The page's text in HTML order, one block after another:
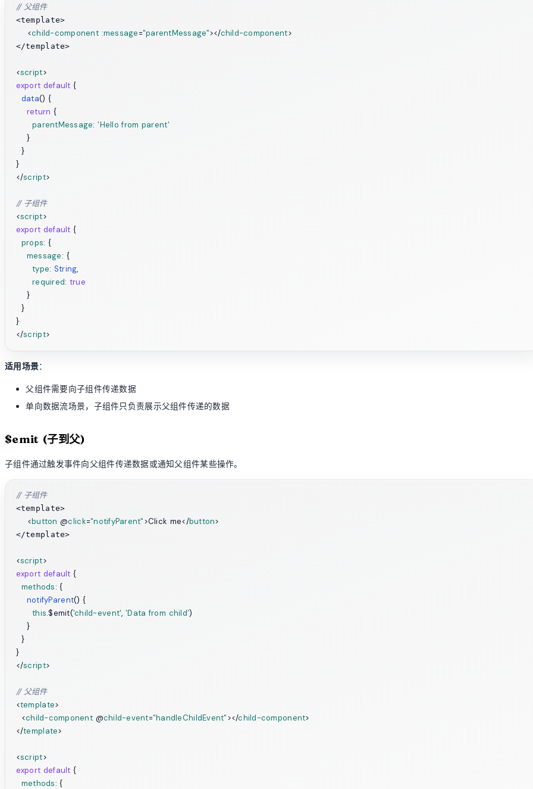
// 父组件
<template>
<child-component :message="parentMessage"></child-component>
</template>
<script>
export default {
data() {
return {
parentMessage: 'Hello from parent'
    }
  }
}
</script>
// 子组件
<script>
export default {
props: {
message: {
type: String,
required: true
    }
  }
}
</script>
适用场景：
父组件需要向子组件传递数据
单向数据流场景，子组件只负责展示父组件传递的数据
$emit (子到父)
子组件通过触发事件向父组件传递数据或通知父组件某些操作。
// 子组件
<template>
<button @click="notifyParent">Click me</button>
</template>
<script>
export default {
methods: {
notifyParent() {
this.$emit('child-event', 'Data from child')
    }
  }
}
</script>
// 父组件
<template>
<child-component @child-event="handleChildEvent"></child-component>
</template>
<script>
export default {
methods: {